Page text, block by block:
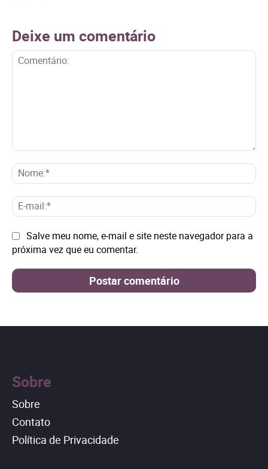
Deixe um comentário
E-
Site: Salve meu nome, e-mail e site neste navegador para a
próxima vez que eu comentar.
Sobre
Sobre
Contato
Política de Privacidade